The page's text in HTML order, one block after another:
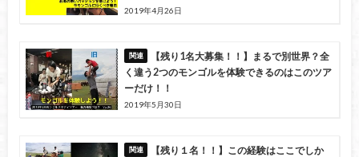
2019年4月26日
【残り1名大募集！！】まるで別世界？全
く違う2つのモンゴルを体験できるのはこのツア
ーだけ！！
2019年5月30日
【残り１名！！】この経験はここでしか